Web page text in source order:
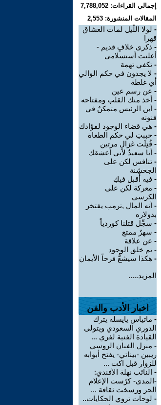
إجمالي القراءات: 7,788,052
المقالات المنشورة: 2,553
- لولا اللّيل لمات العشاق
قهرا
- ذكرى خلافٍ قديم -
أعلنت أستسلامي
- تكفي تهمة
- لا يجدون في حكم الوالي
أي غلطة
- عن رسم عين
- أخذ منك القلب ومفتاحه
- أبن الرئيس متمكنٌ في
فنونه
- هي قضاء الوجود لفؤادك
- حببتِ لي حكم الطغاة
- قُتِلَت غزال مرتين
- أنا سعيدٌ لأني أعشقك
- تنافس لكن على
الجحشنة
- فيه أَقبل فيكِ
- معركة لكن على
الكرسي
- أنه المال ,ترمب يفتخر
بدولاره
- سجِّل قتلنا كوردياً
- سهرٌ ممتع
- عن علاقة
- تم خلق الوجود
- هكذا سيشعُّ فرحاً الأيمان
المزيد.....
اخبار الأدب والفن
- ماتياس يايسله يترك
الدوري السعودي ويتولى
القيادة الفنية لفري ...
- منزل الفنان الروسي
ريبين -بيناتي- يفتح أبوابه
للزوار قبل اكت ...
- النائب نهلة الأفندي:
-المدى- كرّست الإعلام
الحر ورسخت ثقافة ...
- لوحات تروي الحكايات..